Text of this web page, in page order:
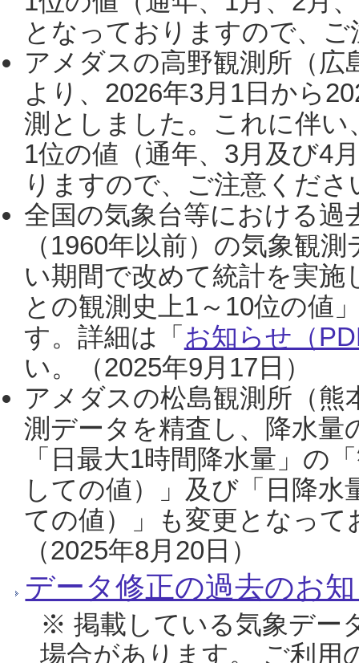
となっておりますので、
アメダスの高野観測所（
より、2026年3月1日から
測としました。これに伴い
1位の値（通年、3月及び4
りますので、ご注意くだ
全国の気象台等における過
（1960年以前）の気象観
い期間で改めて統計を実
との観測史上1～10位の値
す。詳細は「 お知らせ（
い。（2025年9月17日）
アメダスの松島観測所（熊
測データを精査し、降水
「日最大1時間降水量」の
しての値）」及び「日降
ての値）」も変更となっ
（2025年8月20日）
データ修正の過去のお
※ 掲載している気象デー
場合があります。 ご利用